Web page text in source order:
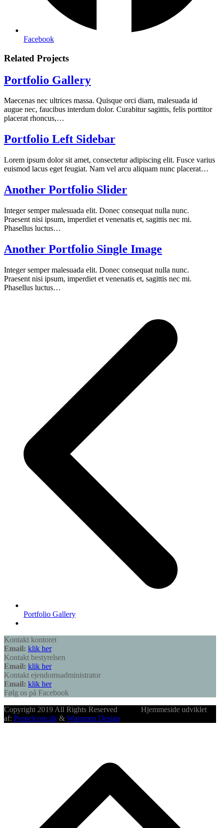
Facebook
Related Projects
Portfolio Gallery
Maecenas nec ultrices massa. Quisque orci diam, malesuada id
augue nec, faucibus interdum dolor. Curabitur sagittis, felis porttitor
placerat rhoncus,…
Portfolio Left Sidebar
Lorem ipsum dolor sit amet, consectetur adipiscing elit. Fusce varius
euismod lacus eget feugiat. Nam vel arcu aliquam nunc placerat…
Another Portfolio Slider
Integer semper malesuada elit. Donec consequat nulla nunc.
Praesent nisi ipsum, imperdiet et venenatis et, sagittis nec mi.
Phasellus luctus…
Another Portfolio Single Image
Integer semper malesuada elit. Donec consequat nulla nunc.
Praesent nisi ipsum, imperdiet et venenatis et, sagittis nec mi.
Phasellus luctus…
Portfolio Gallery
Kontakt kontoret
Email: klik her
Kontakt bestyrelsen
Email: klik her
Kontakt ejendomsadministrator
Email: klik her
Følg os på Facebook
Copyright 2019 All Rights Reserved Hjemmeside udviklet
af: Propelcom.dk & Wammen Design